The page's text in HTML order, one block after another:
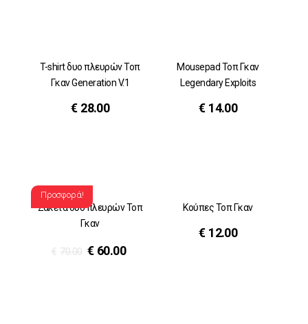
T-shirt δυο πλευρών Τοπ
Γκαν Generation V.1
€ 28.00
Mousepad Τοπ Γκαν
Legendary Exploits
€ 14.00
Προσφορά!
Ζακέτα δυο πλευρών Τοπ
Γκαν
€ 70.00 € 60.00
Κούπες Τοπ Γκαν
€ 12.00